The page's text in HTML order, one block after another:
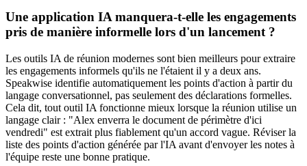
Une application IA manquera-t-elle les engagements
pris de manière informelle lors d'un lancement ?
Les outils IA de réunion modernes sont bien meilleurs pour extraire
les engagements informels qu'ils ne l'étaient il y a deux ans.
Speakwise identifie automatiquement les points d'action à partir du
langage conversationnel, pas seulement des déclarations formelles.
Cela dit, tout outil IA fonctionne mieux lorsque la réunion utilise un
langage clair : "Alex enverra le document de périmètre d'ici
vendredi" est extrait plus fiablement qu'un accord vague. Réviser la
liste des points d'action générée par l'IA avant d'envoyer les notes à
l'équipe reste une bonne pratique.